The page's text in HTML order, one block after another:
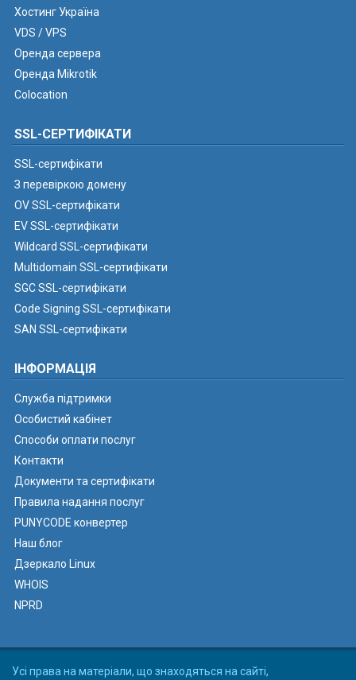
Хостинг Україна
VDS / VPS
Оренда сервера
Оренда Mikrotik
Colocation
SSL-СЕРТИФІКАТИ
SSL-сертифікати
З перевіркою домену
OV SSL-сертифікати
EV SSL-сертифікати
Wildcard SSL-сертифікати
Multidomain SSL-сертифікати
SGC SSL-сертифікати
Code Signing SSL-сертифікати
SAN SSL-сертифікати
ІНФОРМАЦІЯ
Служба підтримки
Особистий кабінет
Способи оплати послуг
Контакти
Документи та сертифікати
Правила надання послуг
PUNYCODE конвертер
Наш блог
Дзеркало Linux
WHOIS
NPRD
Усі права на матеріали, що знаходяться на сайті,